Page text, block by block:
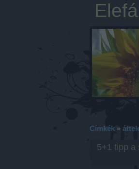
Címkék»
5+1 tipp a